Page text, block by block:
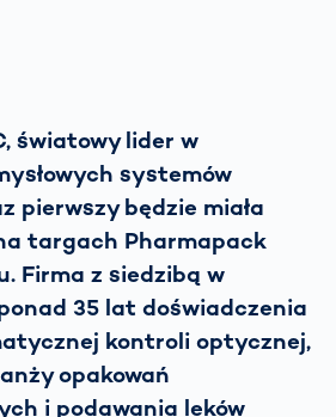
światowy lider w
systemów
pierwszy będzie miała
targach Pharmapack
Firma z siedzibą w
35 lat doświadczenia
kontroli optycznej,
opakowań
i podawania leków